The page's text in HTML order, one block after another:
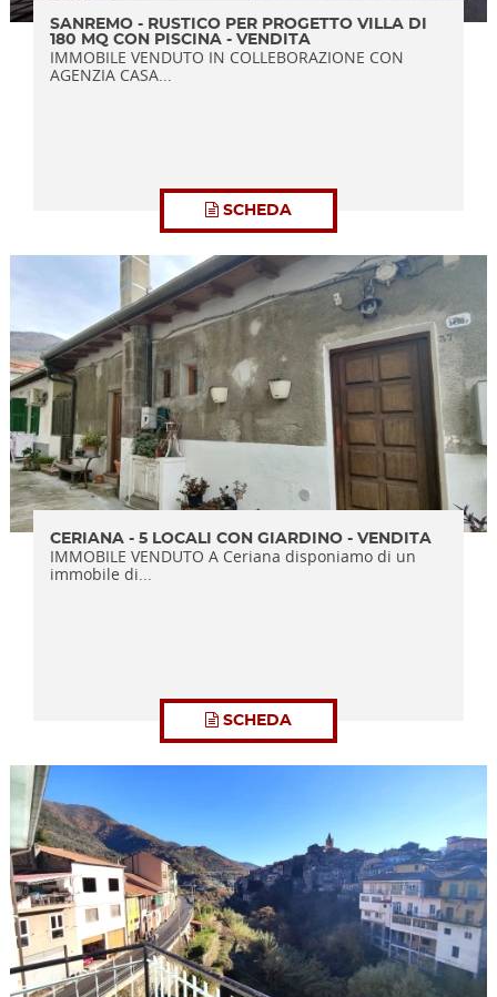
SANREMO - RUSTICO PER PROGETTO VILLA DI
180 MQ CON PISCINA - VENDITA
IMMOBILE VENDUTO IN COLLEBORAZIONE CON
AGENZIA CASA...
SCHEDA
CERIANA - 5 LOCALI CON GIARDINO - VENDITA
IMMOBILE VENDUTO A Ceriana disponiamo di un
immobile di...
SCHEDA